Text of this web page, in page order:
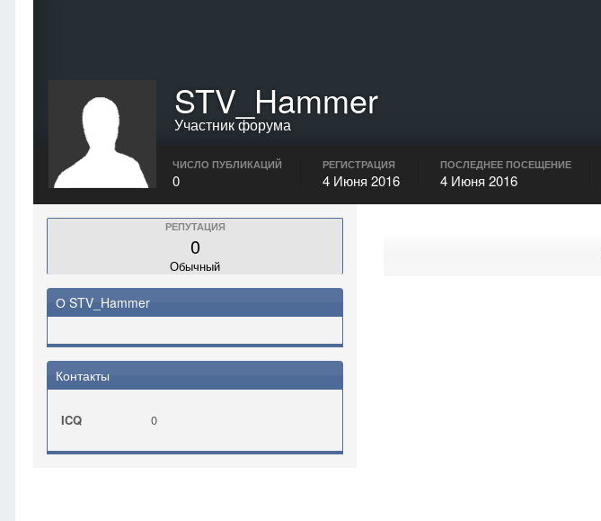
STV_Hammer
Участник форума
ЧИСЛО ПУБЛИКАЦИЙ
0
РЕГИСТРАЦИЯ
4 Июня 2016
ПОСЛЕДНЕЕ ПОСЕЩЕНИЕ
4 Июня 2016
РЕПУТАЦИЯ
0
Обычный
О STV_Hammer
Контакты
ICQ 0